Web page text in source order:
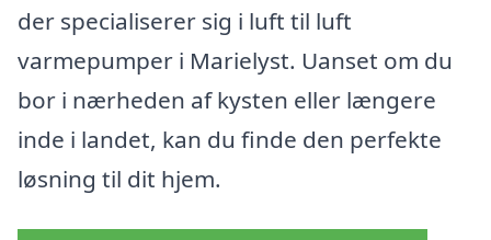
der specialiserer sig i luft til luft
varmepumper i Marielyst. Uanset om du
bor i nærheden af kysten eller længere
inde i landet, kan du finde den perfekte
løsning til dit hjem.